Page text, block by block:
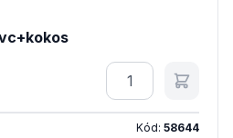
Množstvo
Kód: 58644